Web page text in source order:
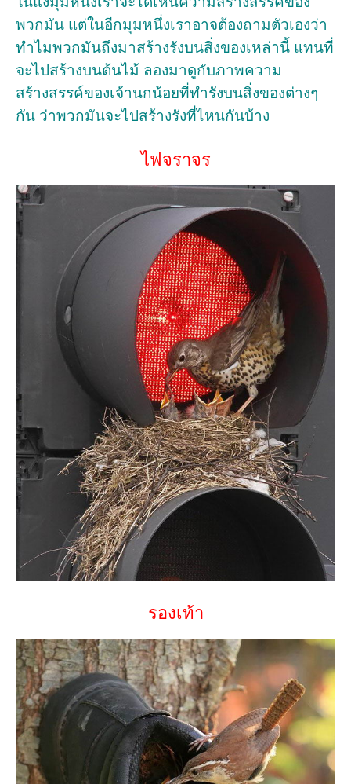
พวกมัน แต่ในอีกมุมหนึ่งเราอาจต้องถามตัวเองว่า
ทำไมพวกมันถึงมาสร้างรังบนสิ่งของเหล่านี้ แทนที่
จะไปสร้างบนต้นไม้ ลองมาดูกับภาพความ
สร้างสรรค์ของเจ้านกน้อยที่ทำรังบนสิ่งของต่างๆ
กัน ว่าพวกมันจะไปสร้างรังที่ไหนกันบ้าง
ไฟจราจร
รองเท้า